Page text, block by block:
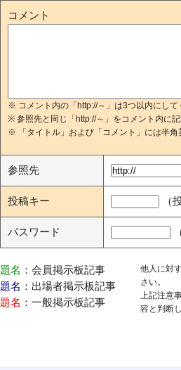
コメント
※ コメント内の「http://～」は3つ以内にして
※ 参照先と同じ「http://～」をコメント内に
※ 「タイトル」および「コメント」には半
参照先
投稿キー （
パスワード
題名 ：会員掲示板記事
題名 ：出場者掲示板記事
題名 ：一般掲示板記事
他人に対
さい。
上記注意
容と判断